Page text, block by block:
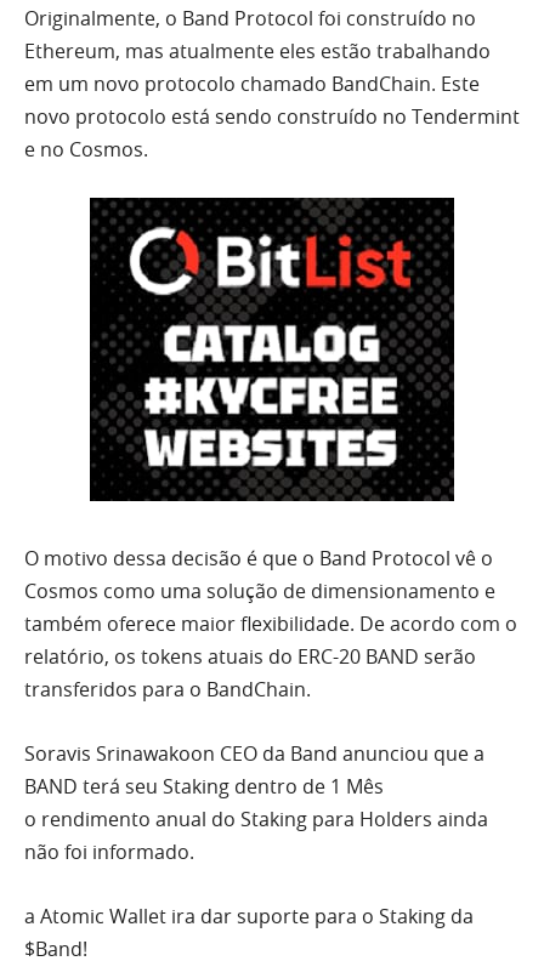
Originalmente, o Band Protocol foi construído no
Ethereum, mas atualmente eles estão trabalhando
em um novo protocolo chamado BandChain. Este
novo protocolo está sendo construído no Tendermint
e no Cosmos.
O motivo dessa decisão é que o Band Protocol vê o
Cosmos como uma solução de dimensionamento e
também oferece maior flexibilidade. De acordo com o
relatório, os tokens atuais do ERC-20 BAND serão
transferidos para o BandChain.
Soravis Srinawakoon CEO da Band anunciou que a
BAND terá seu Staking dentro de 1 Mês
o rendimento anual do Staking para Holders ainda
não foi informado.
a Atomic Wallet ira dar suporte para o Staking da
$Band!